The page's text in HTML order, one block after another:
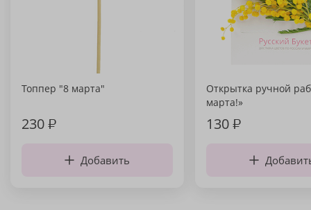
Топпер "8 марта"
230₽
Добавить
Открытка ручной
марта!»
130₽